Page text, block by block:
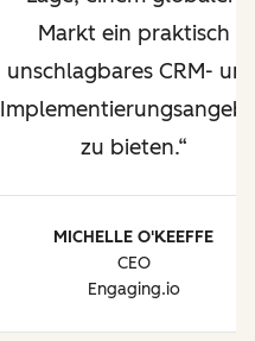
Markt ein praktisch
unschlagbares CRM-
zu bieten.
MICHELLE O'KEEFFE
CEO
Engaging.io